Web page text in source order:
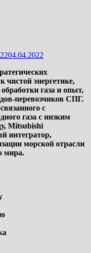
04.04.2022
чистой энергетике,
газа и опыт,
перевозчиков СПГ.
с
газа с низким
Mitsubishi
интегратор,
морской отрасли
мира.